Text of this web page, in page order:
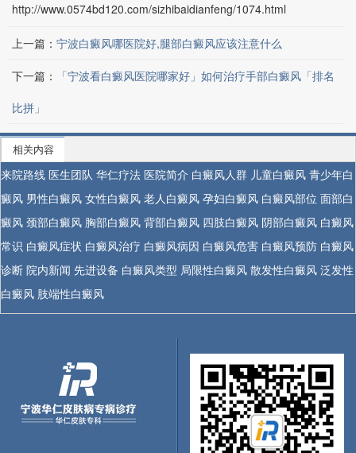
http://www.0574bd120.com/sizhibaidianfeng/1074.html
上一篇： 宁波白癜风哪医院好,腿部白癜风应该注意什么
下一篇：
「宁波看白癜风医院哪家好」如何治疗手部白癜风「排名
比拼」
相关内容
来院路线 医生团队 华仁疗法 医院简介 白癜风人群 儿童白癜风 青少年白
癜风 男性白癜风 女性白癜风 老人白癜风 孕妇白癜风 白癜风部位 面部白
癜风 颈部白癜风 胸部白癜风 背部白癜风 四肢白癜风 阴部白癜风 白癜风
常识 白癜风症状 白癜风治疗 白癜风病因 白癜风危害 白癜风预防 白癜风
诊断 院内新闻 先进设备 白癜风类型 局限性白癜风 散发性白癜风 泛发性
白癜风 肢端性白癜风